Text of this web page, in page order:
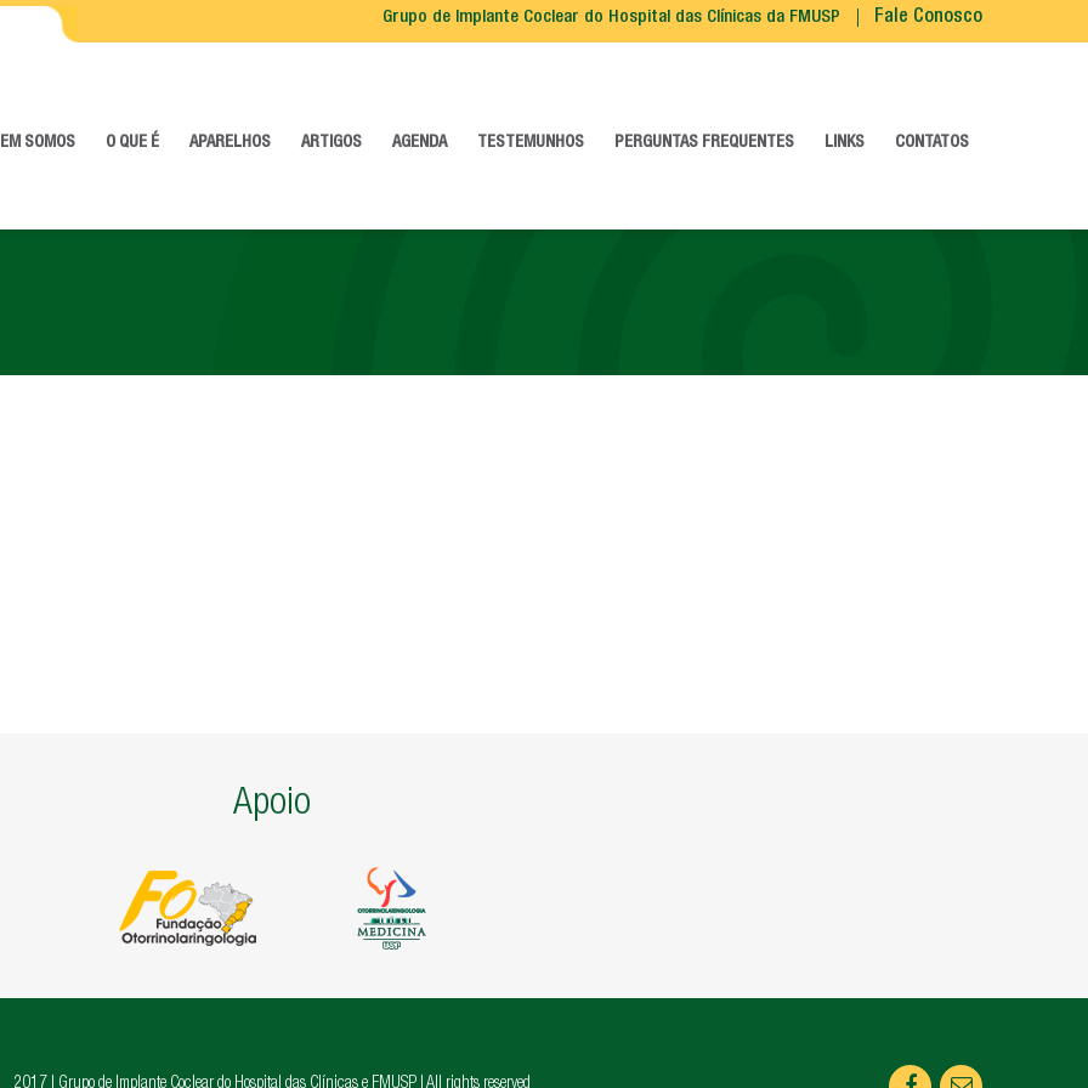
Grupo de Implante Coclear do Hospital das Clínicas da FMUSP Fale Conosco
SOMOS O QUE É APARELHOS ARTIGOS AGENDA TESTEMUNHOS PERGUNTAS FREQUENTES LINKS CONTATOS
Apoio
2017 | Grupo de Implante Coclear do Hospital das Clínicas e FMUSP | All rights reserved